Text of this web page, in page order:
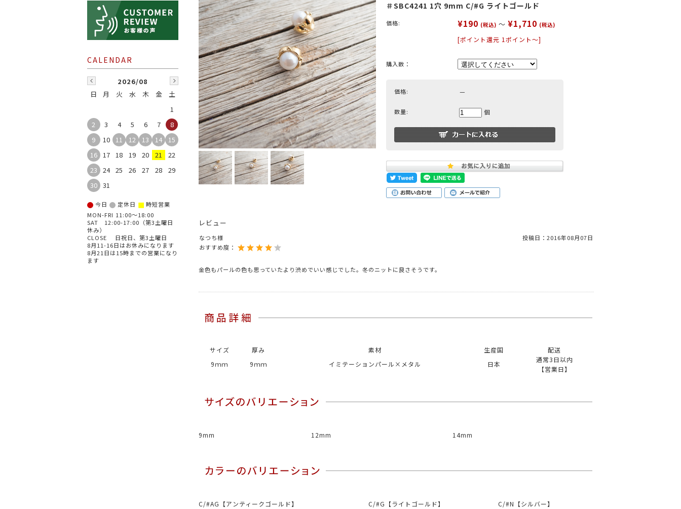
＃SBC4241 1穴 9mm C/#G ライトゴールド
価格: ¥190 (税込) ～ ¥1,710 (税込)
[ポイント還元 1ポイント～]
購入数：
価格: －
数量: 個
レビュー
なつち様 投稿日： 2016年08月07日
おすすめ度：
金色もパールの色も思っていたより渋めでいい感じでした。冬のニットに良さそうです。
サイズ 厚み 素材 生産国
配送
9ｍｍ
9ｍｍ イミテーションパール×メタル 日本
通常3日以内
【営業日】
9mm 12mm 14mm
C/#AG【アンティークゴールド】 C/#G【ライトゴールド】 C/#N【シルバー】
2026/08
日
月 火 水 木 金
土
1
2
3 4 5 6 7
8
9
10 11 12 13 14
15
16
17 18 19 20 21
22
23
24 25 26 27 28
29
30
31
今日 定休日 ■ 時短営業
MON-FRI 11:00～18:00
SAT 12:00-17:00（第3土曜日
休み）
CLOSE 日祝日、第3土曜日
8月11-16日はお休みになります
8月21日は15時までの営業になり
ます